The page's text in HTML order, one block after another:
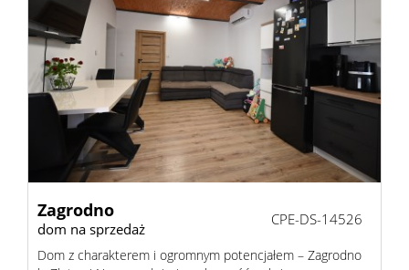
Działki
Obiekty
Zagrodno
dom na sprzedaż
CPE-DS-14526
Dom z charakterem i ogromnym potencjałem – Zagrodno